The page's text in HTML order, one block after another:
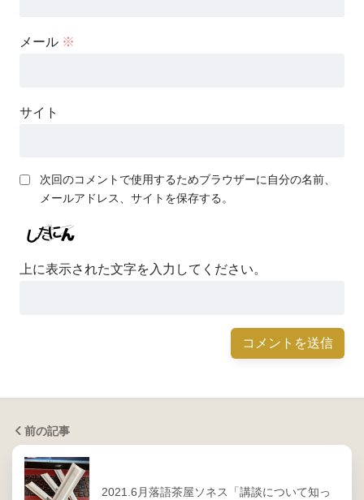
メール ※
サイト
次回のコメントで使用するためブラウザーに自分の名前、
メールアドレス、サイトを保存する。
上に表示された文字を入力してください。
前の記事
2021.6月落語茶屋ソネス「講談について知っ